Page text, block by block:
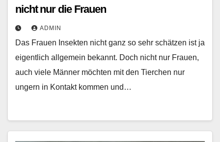
nicht nur die Frauen
ADMIN
Das Frauen Insekten nicht ganz so sehr schätzen ist ja
eigentlich allgemein bekannt. Doch nicht nur Frauen,
auch viele Männer möchten mit den Tierchen nur
ungern in Kontakt kommen und…